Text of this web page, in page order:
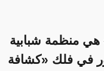
هي منظمة شبابية
في فلك «كشافة